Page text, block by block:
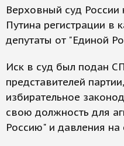
Верховный суд России
Путина регистрации в
депутаты от "Единой
Иск в суд был подан
представителей
избирательное
свою должность для
Россию" и давления